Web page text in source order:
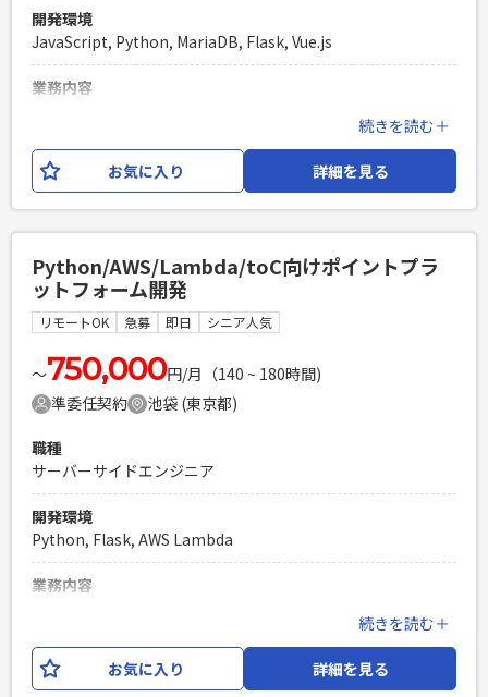
開発環境
JavaScript, Python, MariaDB, Flask, Vue.js
業務内容
にあるシステムなど）の 機能拡張や保守をメインとし、その
他に新規機能開発にもご対応いただく予定です。 ※数ヶ月に1
回、病院まで出張（4泊5日）に行っていただくことがありま
必須スキル
・Python3.xを使用したサーバーサイドの開発経験 ・
HTML,CSS,JavaScriptを使用したフロントエンドの開発経験
Laravelを用いた開発経験1年以上
エンジニア複数人のチームでの開発経験
続きを読む＋
お気に入り 詳細を見る
Python/AWS/Lambda/toC向けポイントプラ
ットフォーム開発
リモートOK 急募 即日 シニア人気
〜750,000円/月（140 ~ 180時間)
準委任契約
池袋 (東京都)
職種
サーバーサイドエンジニア
開発環境
Python, Flask, AWS Lambda
業務内容
トフォームの開発。 AWS Lambda＋Pythonを使いポイント
付与APIなどを実装し、その拡張ないし新規で幅を拡げて頂き
ます。 上流から下流まで一気通貫で行うケースが非常に多い
続きを読む＋
お気に入り 詳細を見る